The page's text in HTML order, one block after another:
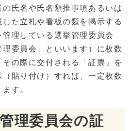
氏名や氏名類推事項あるいは
た立札や看板の類を掲示する
理している選挙管理委員会
理委員会」といいます）に枚数
の際に交付される「証票」を
貼り付け）すれば、一定枚数
す。
理委員会の証